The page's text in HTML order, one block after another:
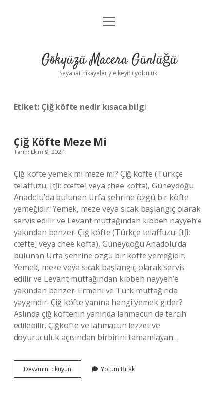
Anasayfa
Yasal Uyarı
menüyü
Gökyüzü Macera Günlüğü
Seyahat hikayeleriyle keyifli yolculuk!
Etiket: Çiğ köfte nedir kısaca bilgi
Çiğ Köfte Meze Mi
Tarih: Ekim 9, 2024
Çiğ köfte yemek mi meze mi? Çiğ köfte (Türkçe
telaffuzu: [tʃiː cœfte] veya chee kofta), Güneydoğu
Anadolu’da bulunan Urfa şehrine özgü bir köfte
yemeğidir. Yemek, meze veya sıcak başlangıç ​​olarak
servis edilir ve Levant mutfağından kibbeh nayyeh’e
yakından benzer. Çiğ köfte (Türkçe telaffuzu: [tʃiː
cœfte] veya chee kofta), Güneydoğu Anadolu’da
bulunan Urfa şehrine özgü bir köfte yemeğidir.
Yemek, meze veya sıcak başlangıç ​​olarak servis
edilir ve Levant mutfağından kibbeh nayyeh’e
yakından benzer. Ermeni ve Türk mutfağında
yaygındır. Çiğ köfte yanına hangi yemek gider?
Aslında çiğ köftenin yanında lahmacun da tercih
edilebilir. Çiğköfte ve lahmacun lezzet ve
doyuruculuk açısından birbirini tamamlayan…
Devamını okuyun
Köfte
Yorum Bırak